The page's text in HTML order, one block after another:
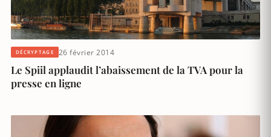
DÉCRYPTAGE 26 février 2014
Le Spiil applaudit l’abaissement de la TVA pour la
presse en ligne